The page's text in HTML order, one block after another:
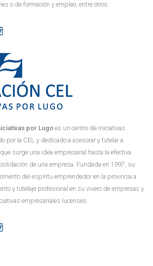
o de formación y empleo, entre otros.
por Lugo es un centro de iniciativas
por la CEL y dedicado a asesorar y tutelar a
surge una idea empresarial hasta la efectiva
de una empresa. Fundada en 1997, su
del espíritu emprendedor en la provincia a
y tutelaje profesional en su vivero de empresas y
empresariales lucenses.